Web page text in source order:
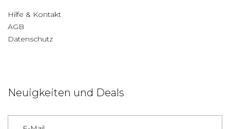
Hilfe & Kontakt
AGB
Datenschutz
Neuigkeiten und Deals